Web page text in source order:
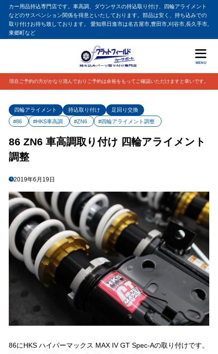
カー用品持込専門店です。車高調、ダウンサスの持込取り付け、四輪アライメント
などのサスペンション関係を得意といたしております。部品は安く、持ち込みでの
取り付けお待ち致しております。 愛知県日進市は名古屋市,豊田市,刈谷市,長久手市,
東郷町など
MENU
現在ご予約の方がかなり混んでおりご予約は余裕をもってご確認いただけますと幸いです。
四輪アライメント 持込取り付け
足回り交換
#86
#HKS車高調 #ZN6 #四輪アライメント調整
86 ZN6 車高調取り付け 四輪アライメント
調整
2019年6月19日
86にHKS ハイパーマックス MAX IV GT Spec-Aの取り付けです。